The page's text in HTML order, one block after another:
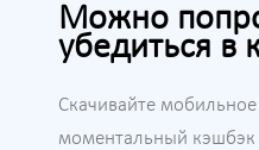
Можно
убедиться в
Скачивайте
моментальный кэшбэк